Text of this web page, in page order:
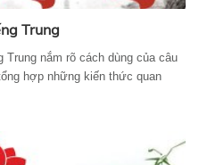
Trung
nắm rõ cách dùng của câu
hợp những kiến thức quan